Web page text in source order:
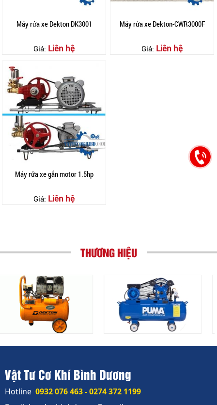
Máy rửa xe Dekton DK3001
Giá: Liên hệ
Máy rửa xe Dekton-CWR3000F
Giá: Liên hệ
Máy rửa xe gắn motor 1.5hp
Giá: Liên hệ
THƯƠNG HIỆU
Vật Tư Cơ Khí Bình Dương
Hotline 0932 076 463 - 0274 372 1199